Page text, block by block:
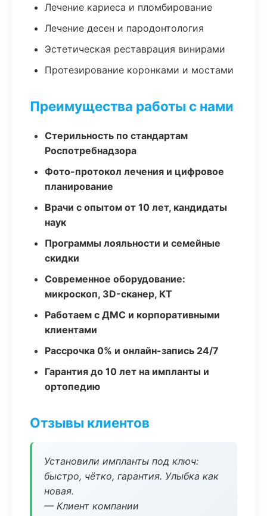
Лечение кариеса и пломбирование
Лечение десен и пародонтология
Эстетическая реставрация винирами
Протезирование коронками и мостами
Преимущества работы с нами
Стерильность по стандартам
Роспотребнадзора
Фото-протокол лечения и цифровое
планирование
Врачи с опытом от 10 лет, кандидаты
наук
Программы лояльности и семейные
скидки
Современное оборудование:
микроскоп, 3D-сканер, КТ
Работаем с ДМС и корпоративными
клиентами
Рассрочка 0% и онлайн-запись 24/7
Гарантия до 10 лет на импланты и
ортопедию
Отзывы клиентов
Установили импланты под ключ:
быстро, чётко, гарантия. Улыбка как
новая.
— Клиент компании